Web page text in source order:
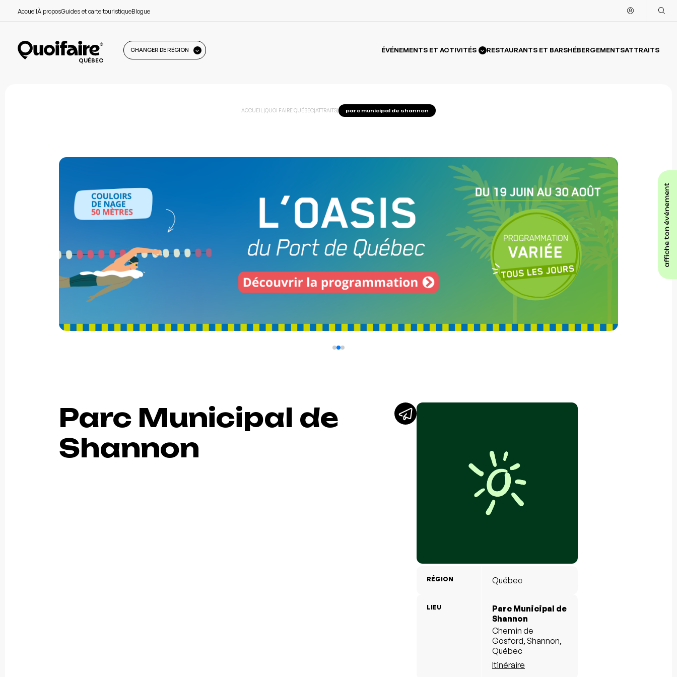
AccueilÀ proposGuides et carte touristiqueBlogue
QUÉBEC
CHANGER DE RÉGION ÉVÉNEMENTS ET ACTIVITÉS RESTAURANTS ET BARSHÉBERGEMENTSATTRAITS
affiche ton événement
ACCUEIL |QUOI FAIRE QUÉBEC|ATTRAITS| parc municipal de shannon
Parc Municipal de
Shannon
RÉGION Québec
LIEU
Parc Municipal de
Shannon
Chemin de
Gosford, Shannon,
Québec
Itinéraire